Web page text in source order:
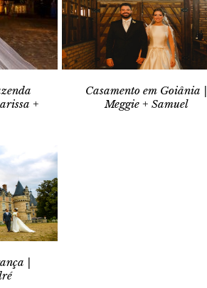
+
Casamento em Goiânia |
Meggie + Samuel
|